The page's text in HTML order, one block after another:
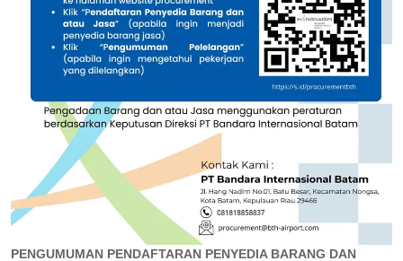
PENGUMUMAN PENDAFTARAN PENYEDIA BARANG DAN